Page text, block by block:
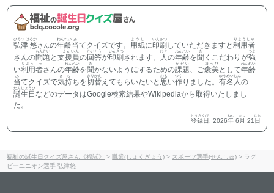
弘津 悠
ひろつ はるか
さんの年齢
ねんれい
当
あ
てクイズです。 用紙
ようし
に印刷
いんさつ
していただきますと利用者
りようしゃ
さんの問題
もんだい
と支援員
しえんいん
の回答
かいとう
が印刷
いんさつ
されます。 人
ひと
の年齢
ねんれい
を聞
き
くこだわりが強
つよ
い利用者
りようしゃ
さんの年齢
ねんれい
を聞
き
かないようにするための課題
かだい
、ご褒美
ほうび
として年齢
ねんれい
当
あ
てクイズで気持
きも
ちを切替
きりかえ
えてもらいたいと思
おも
い作
つく
りました。有名人
ゆうめいじん
の
誕生日
たんじょうび
などのデータはGoogle検索結果やWikipediaから取得いたしまし
た。
登録日
とうろくび
: 2026年
ねん
6 月
がつ
21日
にち
福祉の誕生日クイズ屋さん《福誕》 > 職業(しょくぎょう) > スポーツ選手(せんしゅ) > ラグ
ビーユニオン選手 弘津悠